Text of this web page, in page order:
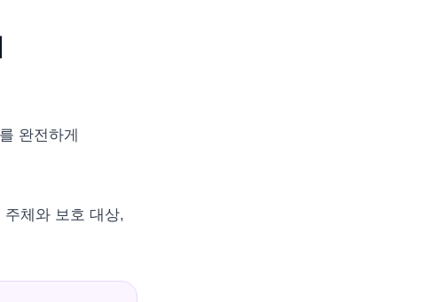
완전하게
체와 보호 대상,